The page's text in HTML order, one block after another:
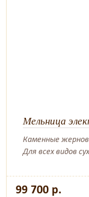
Мельница
Каменные
Для всех видов
99 700 р.